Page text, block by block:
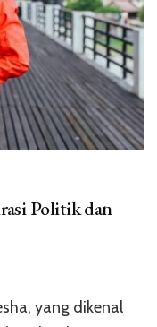
Politik dan
yang dikenal